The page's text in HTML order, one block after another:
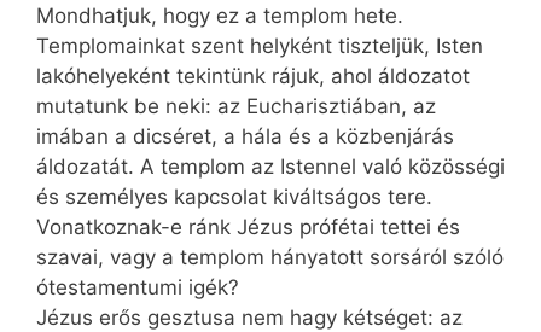
Mondhatjuk, hogy ez a templom hete.
Templomainkat szent helyként tiszteljük, Isten
lakóhelyeként tekintünk rájuk, ahol áldozatot
mutatunk be neki: az Eucharisztiában, az
imában a dicséret, a hála és a közbenjárás
áldozatát. A templom az Istennel való közösségi
és személyes kapcsolat kiváltságos tere.
Vonatkoznak-e ránk Jézus prófétai tettei és
szavai, vagy a templom hányatott sorsáról szóló
ótestamentumi igék?
Jézus erős gesztusa nem hagy kétséget: az